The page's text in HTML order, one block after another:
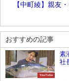
【中町綾】親友
おすすめの記事
YouTube
素
社